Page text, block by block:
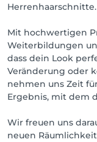
Herrenhaarschnitte.
Mit hochwertigen
Weiterbildungen
dass dein Look
Veränderung oder
nehmen uns Zeit
Ergebnis, mit dem
Wir freuen uns
neuen